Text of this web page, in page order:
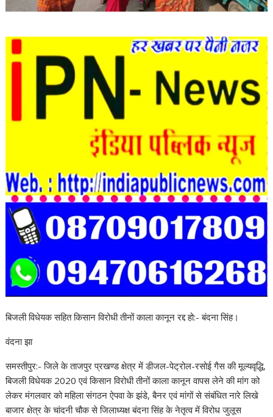
बिजली विधेयक सहित किसान विरोधी तीनों काला कानून रद्द हो:- बंदना सिंह।
वंदना झा
समस्तीपुर:- जिले के ताजपुर प्रखण्ड क्षेत्र में डीजल-पेट्रोल-रसोई गैस की मूल्यवृद्धि,
बिजली विधेयक 2020 एवं किसान विरोधी तीनों काला कानून वापस लेने की मांग को
लेकर मंगलवार को महिला संगठन ऐपवा के झंडे, बैनर एवं मांगों से संबंधित नारे लिखे
बाजार क्षेत्र के चांदनी चौक से जिलाध्यक्ष बंदना सिंह के नेतृत्व में विरोध जुलूस